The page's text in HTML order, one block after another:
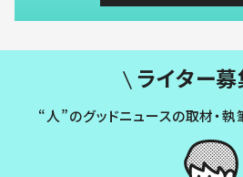
ライター募
“人”のグッドニュースの取材・執